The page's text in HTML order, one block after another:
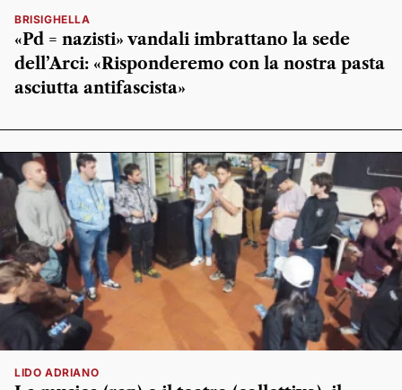
BRISIGHELLA
«Pd = nazisti» vandali imbrattano la sede
dell’Arci: «Risponderemo con la nostra pasta
asciutta antifascista»
LIDO ADRIANO